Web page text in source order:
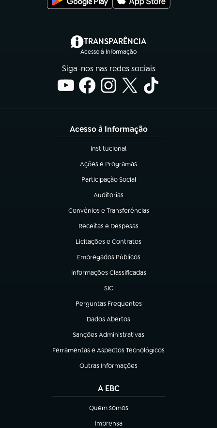
TRANSPARÊNCIA
Acesso à Informação
(abre em nova aba)
Siga-nos nas redes sociais
Acesso à Informação
Institucional
(abre em nova aba)
Ações e Programas
(abre em nova aba)
Participação Social
(abre em nova aba)
Auditorias
(abre em nova aba)
Convênios e Transferências
(abre em nova aba)
Receitas e Despesas
(abre em nova aba)
Licitações e Contratos
(abre em nova aba)
Empregados Públicos
(abre em nova aba)
Informações Classificadas
(abre em nova aba)
SIC
(abre em nova aba)
Perguntas Frequentes
(abre em nova aba)
Dados Abertos
(abre em nova aba)
Sanções Administrativas
(abre em nova aba)
Ferramentas e Aspectos Tecnológicos
(abre em nova aba)
Outras Informações
(abre em nova aba)
A EBC
Quem somos
(abre em nova aba)
Imprensa